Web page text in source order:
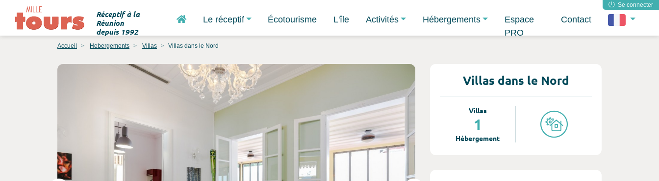
Se connecter
Réceptif à la
Réunion
depuis 1992
AccueilLe réceptif Écotourisme L'île Activités Hébergements
Espace
PRO
Contact
Accueil Hebergements Villas Villas dans le Nord
Villas dans le Nord
Villas
1
Hébergement